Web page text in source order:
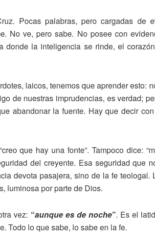
Pocas palabras, pero cargadas de
No ve, pero sabe. No posee con
donde la inteligencia se rinde, el
laicos, tenemos que aprender esto:
de nuestras imprudencias, es verdad;
abandonar la fuente. Hay que decir
que hay una fonte”. Tampoco dice:
del creyente. Esa seguridad que
devota pasajera, sino de la fe teologal.
luminosa por parte de Dios.
vez: “aunque es de noche”. Es el
Todo lo que sabe, lo sabe en la fe.